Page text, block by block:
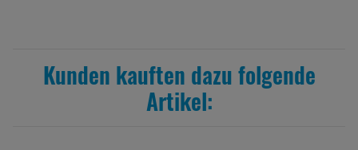
Kunden kauften dazu folgende
Artikel: